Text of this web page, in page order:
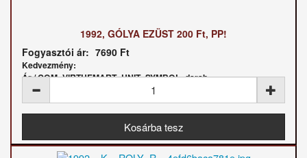
1992, GÓLYA EZÜST 200 Ft, PP!
Fogyasztói ár: 7690 Ft
Kedvezmény:
Ár / COM_VIRTUEMART_UNIT_SYMBOL_darab: